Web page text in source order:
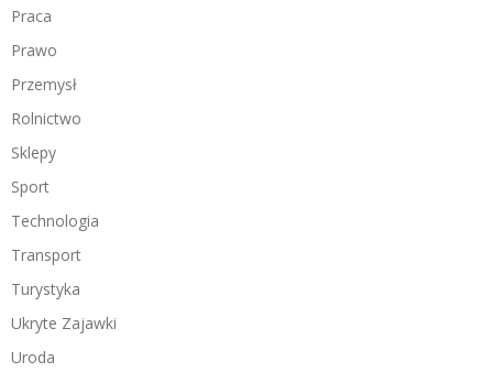
Praca
Prawo
Przemysł
Rolnictwo
Sklepy
Sport
Technologia
Transport
Turystyka
Ukryte Zajawki
Uroda